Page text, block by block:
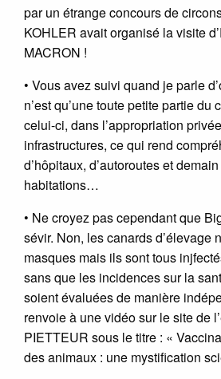
par un étrange concours de
KOHLER avait organisé la visite
MACRON !
• Vous avez suivi quand je parle
n’est qu’une toute petite partie du
celui-ci, dans l’appropriation
infrastructures, ce qui rend
d’hôpitaux, d’autoroutes et
habitations…
• Ne croyez pas cependant que
sévir. Non, les canards d’élevage
masques mais ils sont tous
sans que les incidences sur la
soient évaluées de manière
renvoie à une vidéo sur le site de
PIETTEUR sous le titre : «
des animaux : une mystification